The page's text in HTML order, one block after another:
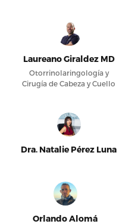
Laureano Giraldez MD
Otorrinolaringología y
Cirugía de Cabeza y Cuello
Dra. Natalie Pérez Luna
Orlando Alomá